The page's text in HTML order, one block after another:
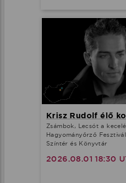
Krisz Rudolf élő
Zsámbok, Lecsót a
Hagyományőrző
Színtér és Könyvtár
2026.08.01 18:30